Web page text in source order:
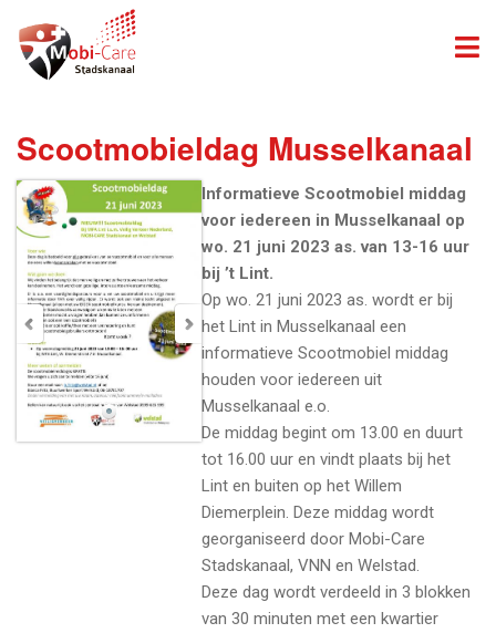
Scootmobieldag Musselkanaal
Informatieve Scootmobiel middag
voor iedereen in Musselkanaal op
wo. 21 juni 2023 as. van 13-16 uur
bij ’t Lint.
Op wo. 21 juni 2023 as. wordt er bij
het Lint in Musselkanaal een
informatieve Scootmobiel middag
houden voor iedereen uit
Musselkanaal e.o.
De middag begint om 13.00 en duurt
tot 16.00 uur en vindt plaats bij het
Lint en buiten op het Willem
Diemerplein. Deze middag wordt
georganiseerd door Mobi-Care
Stadskanaal, VNN en Welstad.
Deze dag wordt verdeeld in 3 blokken
van 30 minuten met een kwartier